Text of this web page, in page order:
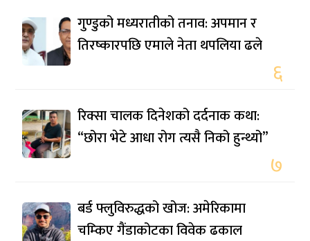
गुण्डुको मध्यरातीको तनाव: अपमान र
तिरष्कारपछि एमाले नेता थपलिया ढले
६
रिक्सा चालक दिनेशको दर्दनाक कथा:
“छोरा भेटे आधा रोग त्यसै निको हुन्थ्यो”
७
बर्ड फ्लुविरुद्धको खोज: अमेरिकामा
चम्किए गैंडाकोटका विवेक ढकाल